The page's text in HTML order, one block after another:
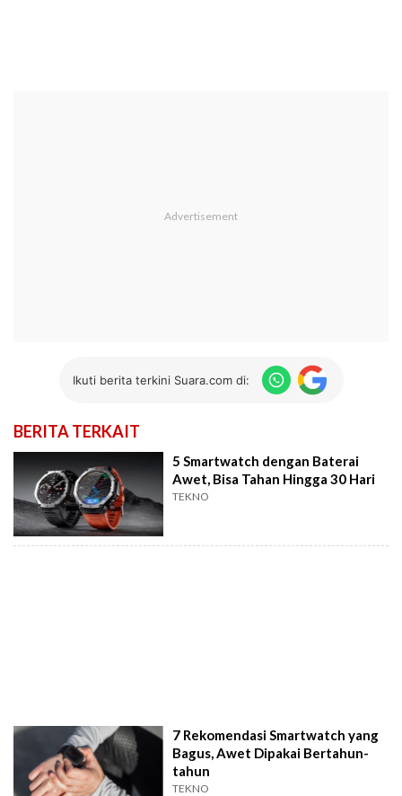
Ikuti berita terkini Suara.com di:
BERITA TERKAIT
5 Smartwatch dengan Baterai
Awet, Bisa Tahan Hingga 30 Hari
TEKNO
7 Rekomendasi Smartwatch yang
Bagus, Awet Dipakai Bertahun-
tahun
TEKNO